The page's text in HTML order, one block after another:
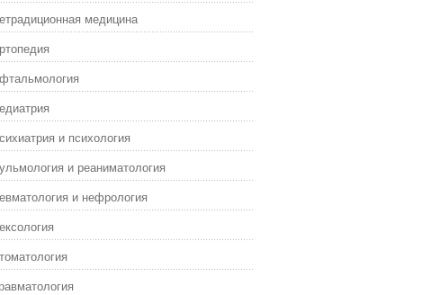
медицина
и психология
и реаниматология
и нефрология